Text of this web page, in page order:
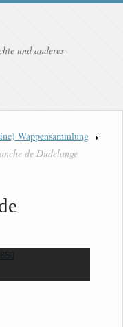
und anderes
Wappensammlung
de Dudelange